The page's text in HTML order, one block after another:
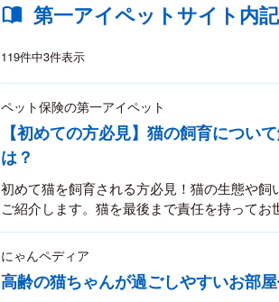
第一アイペットサイト内
119件中3件表示
ペット保険の第一アイペット
【初めての方必見】猫の飼育につい
は？
初めて猫を飼育される方必見！猫の生態や
ご紹介します。猫を最後まで責任を持ってお
にゃんペディア
高齢の猫ちゃんが過ごしやすいお部屋